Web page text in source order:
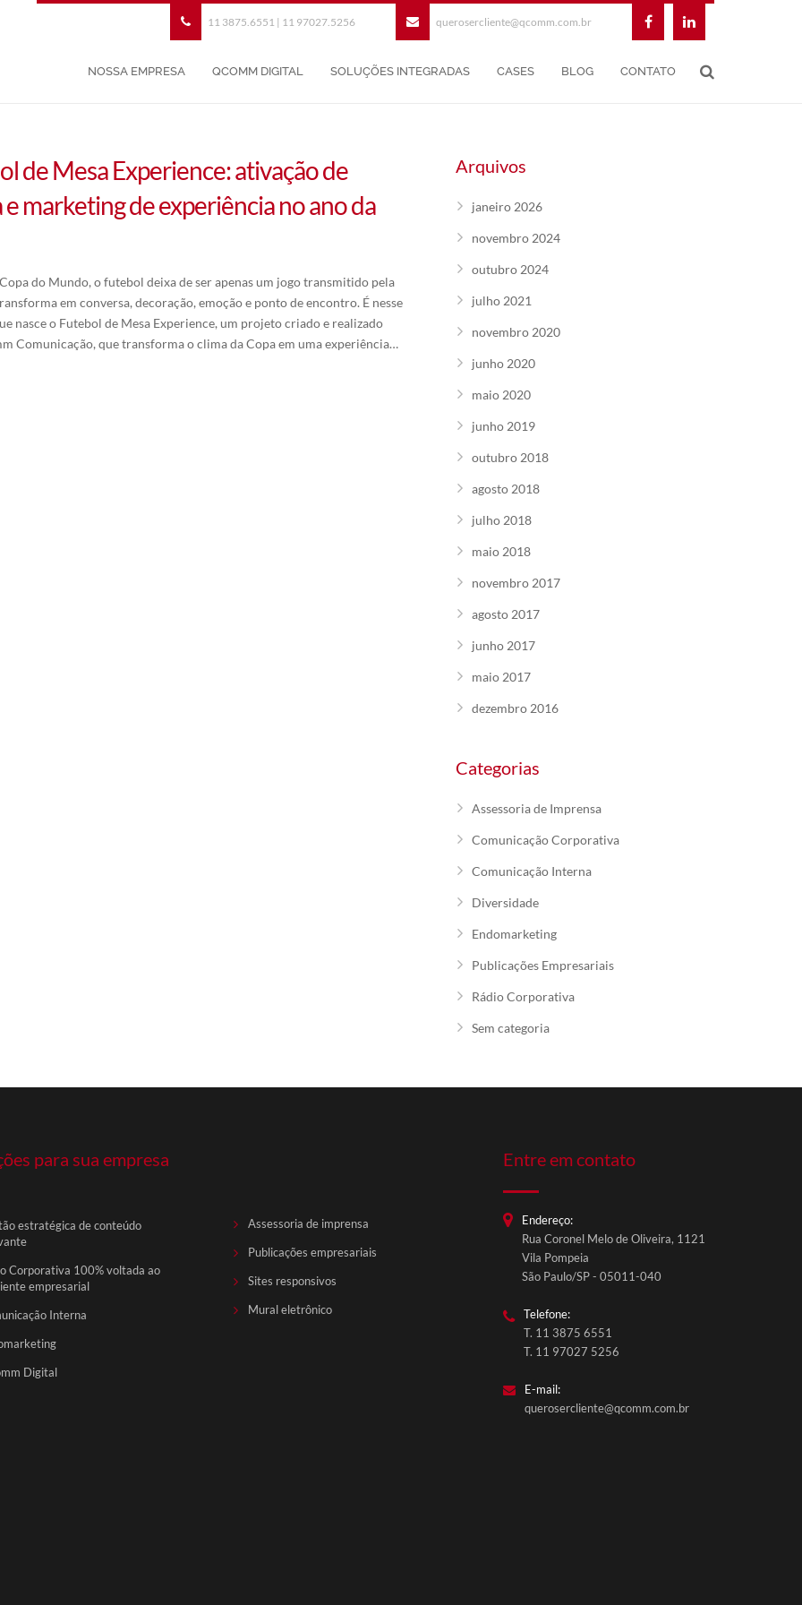
11 3875.6551 | 11 97027.5256 querosercliente@qcomm.com.br
NOSSA EMPRESA QCOMM DIGITAL SOLUÇÕES INTEGRADAS CASES BLOG CONTATO
de Mesa Experience: ativação de
e marketing de experiência no ano da
do Mundo, o futebol deixa de ser apenas um jogo transmitido pela
em conversa, decoração, emoção e ponto de encontro. É nesse
nasce o Futebol de Mesa Experience, um projeto criado e realizado
Comunicação, que transforma o clima da Copa em uma experiência…
Arquivos
janeiro 2026
novembro 2024
outubro 2024
julho 2021
novembro 2020
junho 2020
maio 2020
junho 2019
outubro 2018
agosto 2018
julho 2018
maio 2018
novembro 2017
agosto 2017
junho 2017
maio 2017
dezembro 2016
Categorias
Assessoria de Imprensa
Comunicação Corporativa
Comunicação Interna
Diversidade
Endomarketing
Publicações Empresariais
Rádio Corporativa
Sem categoria
para sua empresa
estratégica de conteúdo
Corporativa 100% voltada ao
empresarial
Interna
Digital
Assessoria de imprensa
Publicações empresariais
Sites responsivos
Mural eletrônico
Entre em contato
Endereço:
Rua Coronel Melo de Oliveira, 1121
Vila Pompeia
São Paulo/SP - 05011-040
Telefone:
T. 11 3875 6551
T. 11 97027 5256
E-mail:
querosercliente@qcomm.com.br